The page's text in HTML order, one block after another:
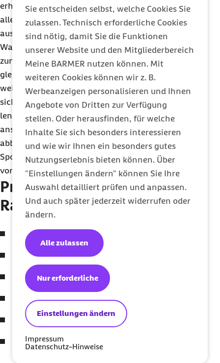
Sie entscheiden selbst, welche Cookies Sie
zulassen. Technisch erforderliche Cookies
sind nötig, damit Sie die Funktionen
unserer Website und den Mitgliederbereich
Meine BARMER nutzen können. Mit
weiteren Cookies können wir z. B.
Werbeanzeigen personalisieren und Ihnen
Angebote von Dritten zur Verfügung
stellen. Oder herausfinden, für welche
Inhalte Sie sich besonders interessieren
und wie wir Ihnen ein besonders gutes
Nutzungserlebnis bieten können. Über
"Einstellungen ändern" können Sie Ihre
Auswahl detailliert prüfen und anpassen.
Und auch später jederzeit widerrufen oder
ändern.
Einstellungen ändern
Nur erforderliche
Alle zulassen
Impressum
Datenschutz-Hinweise
erhöhen. Natürlich sollte man zum Termin auch
alle (E-)Zigaretten, (E-)Pfeifen oder Tabakerhitzer
aus dem Haushalt entfernt haben. Obst, ein Glas
Wasser oder ein Kaugummi können von dem Griff
zum Rauchen und Dampfen ablenken und
gleichzeitig Heißhungerattacken vorbeugen. Ein
weiterer Schlüssel zum Erfolg ist Bewegung. „Wer
sich viel bewegt, setzt Glückshormone frei und
lenkt sich ab. Gleichzeitig kann man bei einem
anstrengendenWorkoutauch Aggressionen
abbauen. Und zu guter Letzt beugen Bewegung und
Sport auch einer unliebsamen Gewichtszunahme
vor und man fühlt sich fitter“, so Jakob-Pannier.
Praktische Tipps für den
Rauchstopp:
Viel Bewegung und Sport.
Ausreichend Schlafen.
Entspannungsübungen erlernen.
Obst und Gemüse immer in Reichweite.
Viel Wasser und Tee trinken.
Sich immer wieder Vorteile des Nichtrauchens